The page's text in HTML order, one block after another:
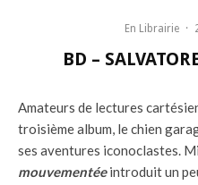
En Librairie ·
BD –
Amateurs de lectures
troisième album, le chien
ses aventures iconoclastes.
mouvementéeintroduit un